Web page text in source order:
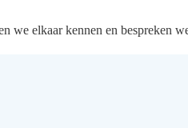
we elkaar kennen en bespreken